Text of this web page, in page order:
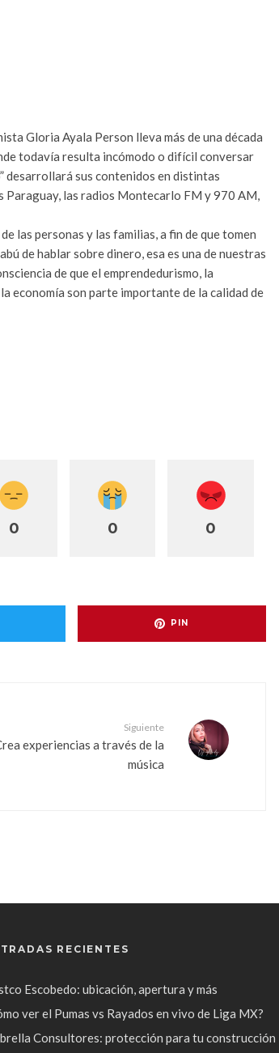
Gloria Ayala Per­son lleva más de una década
todavía resulta incó­modo o difícil conversar
desa­rrollará sus contenidos en dis­tintas
Paraguay, las radios Montecarlo FM y 970 AM,
las personas y las familias, a fin de que tomen
de hablar sobre dinero, esa es una de nuestras
de que el empren­dedurismo, la
eco­nomía son parte importante de la calidad de
0 0 0
PIN
Siguiente
experiencias a través de la
música
RECIENTES
Escobedo: ubicación, apertura y más
ver el Pumas vs Rayados en vivo de Liga MX?
Consultores: protección para tu construcción